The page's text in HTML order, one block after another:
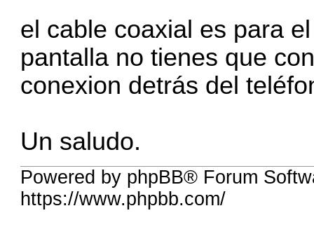
el cable coaxial es para
pantalla no tienes que
conexion detrás del
Un saludo.
Powered by phpBB® Forum
https://www.phpbb.com/